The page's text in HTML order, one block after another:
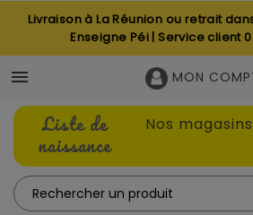
Livraison à La Réunion ou retrait
Enseigne Péi | Service client
 MON
Liste de
naissance
Nos magasins